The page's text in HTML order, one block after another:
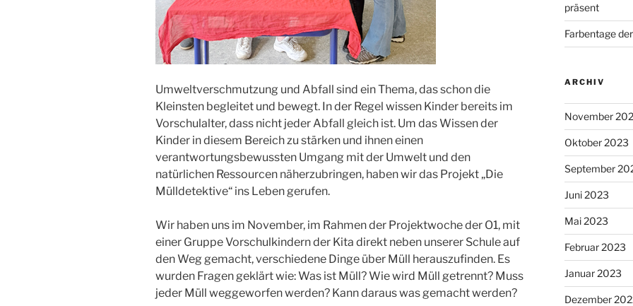
Umweltverschmutzung und Abfall sind ein Thema, das schon die
Kleinsten begleitet und bewegt. In der Regel wissen Kinder bereits im
Vorschulalter, dass nicht jeder Abfall gleich ist. Um das Wissen der
Kinder in diesem Bereich zu stärken und ihnen einen
verantwortungsbewussten Umgang mit der Umwelt und den
natürlichen Ressourcen näherzubringen, haben wir das Projekt „Die
Mülldetektive“ ins Leben gerufen.
Wir haben uns im November, im Rahmen der Projektwoche der O1, mit
einer Gruppe Vorschulkindern der Kita direkt neben unserer Schule auf
den Weg gemacht, verschiedene Dinge über Müll herauszufinden. Es
wurden Fragen geklärt wie: Was ist Müll? Wie wird Müll getrennt? Muss
jeder Müll weggeworfen werden? Kann daraus was gemacht werden?
präsent
Farbentage
ARCHIV
November
Oktober 2023
September
Juni 2023
Mai 2023
Februar 2023
Januar 2023
Dezember